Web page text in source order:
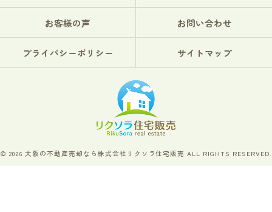
お客様の声 お問い合わせ
プライバシーポリシー サイトマップ
© 2026 大阪の不動産売却なら株式会社リクソラ住宅販売 ALL RIGHTS RESERVED.